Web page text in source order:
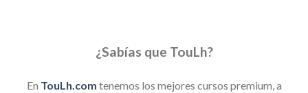
¿Sabías que TouLh?
En TouLh.com tenemos los mejores cursos premium, a